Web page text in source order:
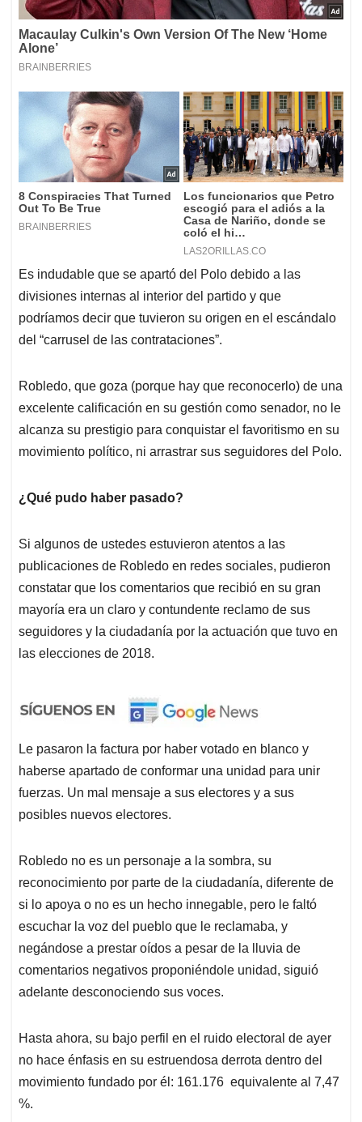
Es indudable que se apartó del Polo debido a las
divisiones internas al interior del partido y que
podríamos decir que tuvieron su origen en el escándalo
del “carrusel de las contrataciones”.
Robledo, que goza (porque hay que reconocerlo) de una
excelente calificación en su gestión como senador, no le
alcanza su prestigio para conquistar el favoritismo en su
movimiento político, ni arrastrar sus seguidores del Polo.
¿Qué pudo haber pasado?
Si algunos de ustedes estuvieron atentos a las
publicaciones de Robledo en redes sociales, pudieron
constatar que los comentarios que recibió en su gran
mayoría era un claro y contundente reclamo de sus
seguidores y la ciudadanía por la actuación que tuvo en
las elecciones de 2018.
Le pasaron la factura por haber votado en blanco y
haberse apartado de conformar una unidad para unir
fuerzas. Un mal mensaje a sus electores y a sus
posibles nuevos electores.
Robledo no es un personaje a la sombra, su
reconocimiento por parte de la ciudadanía, diferente de
si lo apoya o no es un hecho innegable, pero le faltó
escuchar la voz del pueblo que le reclamaba, y
negándose a prestar oídos a pesar de la lluvia de
comentarios negativos proponiéndole unidad, siguió
adelante desconociendo sus voces.
Hasta ahora, su bajo perfil en el ruido electoral de ayer
no hace énfasis en su estruendosa derrota dentro del
movimiento fundado por él: 161.176 equivalente al 7,47
%.